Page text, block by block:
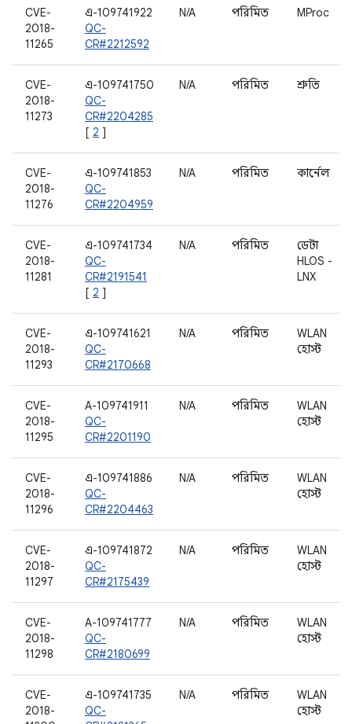
CVE-
2018-
11265
এ-109741922
QC-
CR#2212592
N/A পরিমিত MProc
CVE-
2018-
11273
এ-109741750
QC-
CR#2204285
[ 2 ]
N/A পরিমিত শ্রুতি
CVE-
2018-
11276
এ-109741853
QC-
CR#2204959
N/A পরিমিত কার্নেল
CVE-
2018-
11281
এ-109741734
QC-
CR#2191541
[ 2 ]
N/A পরিমিত
ডেটা
HLOS -
LNX
CVE-
2018-
11293
এ-109741621
QC-
CR#2170668
N/A পরিমিত
WLAN
হোস্ট
CVE-
2018-
11295
A-109741911
QC-
CR#2201190
N/A পরিমিত
WLAN
হোস্ট
CVE-
2018-
11296
এ-109741886
QC-
CR#2204463
N/A পরিমিত
WLAN
হোস্ট
CVE-
2018-
11297
এ-109741872
QC-
CR#2175439
N/A পরিমিত
WLAN
হোস্ট
CVE-
2018-
11298
A-109741777
QC-
CR#2180699
N/A পরিমিত
WLAN
হোস্ট
CVE-
2018-
এ-109741735
QC-
N/A পরিমিত
WLAN
হোস্ট